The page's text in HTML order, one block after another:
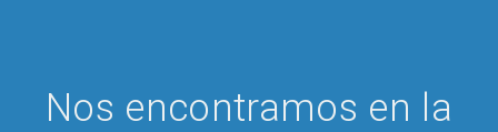
Nos encontramos en la